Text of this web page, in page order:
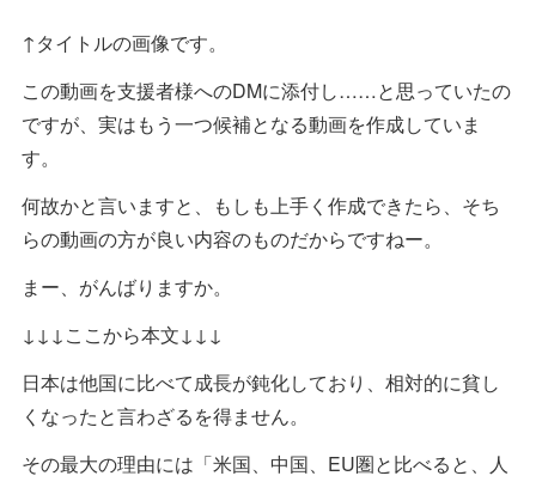
↑タイトルの画像です。
この動画を支援者様へのDMに添付し……と思っていたの
ですが、実はもう一つ候補となる動画を作成していま
す。
何故かと言いますと、もしも上手く作成できたら、そち
らの動画の方が良い内容のものだからですねー。
まー、がんばりますか。
↓↓↓ここから本文↓↓↓
日本は他国に比べて成長が鈍化しており、相対的に貧し
くなったと言わざるを得ません。
その最大の理由には「米国、中国、EU圏と比べると、人